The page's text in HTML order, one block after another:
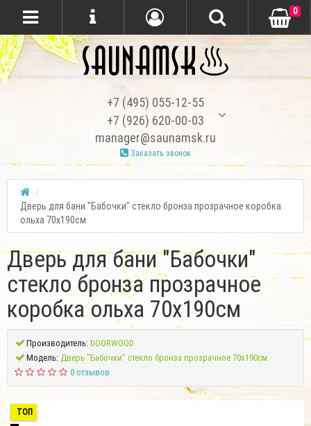
+7 (495) 055-12-55
+7 (926) 620-00-03
manager@saunamsk.ru
Заказать звонок
0
Дверь для бани "Бабочки" стекло бронза прозрачное коробка
ольха 70х190см
Дверь для бани "Бабочки"
стекло бронза прозрачное
коробка ольха 70х190см
Производитель:DOORWOOD
Модель:Дверь "Бабочки" стекло бронза прозрачное 70х190см
0 отзывов
ТОП